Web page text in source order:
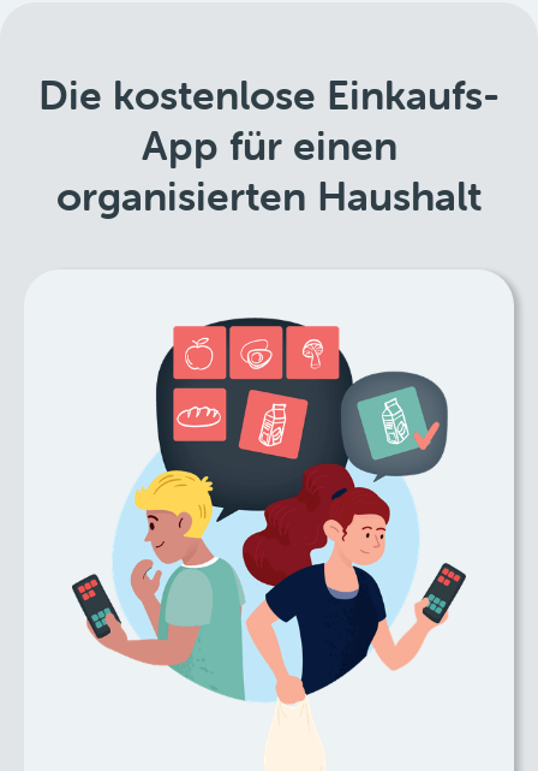
Die kostenlose Einkaufs-
App für einen
organisierten Haushalt